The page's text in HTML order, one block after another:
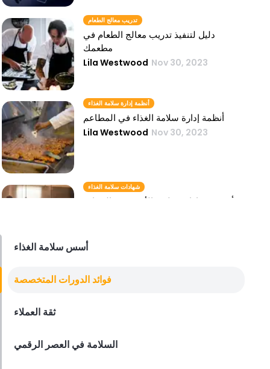
تدريب معالج الطعام
دليل لتنفيذ تدريب معالج الطعام في
مطعمك
Lila Westwood Nov 30, 2023
أنظمة إدارة سلامة الغذاء
أنظمة إدارة سلامة الغذاء في المطاعم
Lila Westwood Nov 30, 2023
شهادات سلامة الغذاء
أهمية شهادات سلامة الأغذية في الضيافة
دور دورة سلامة الغذاء التثقيفية للمطاعم
أسس سلامة الغذاء
فوائد الدورات المتخصصة
ثقة العملاء
السلامة في العصر الرقمي